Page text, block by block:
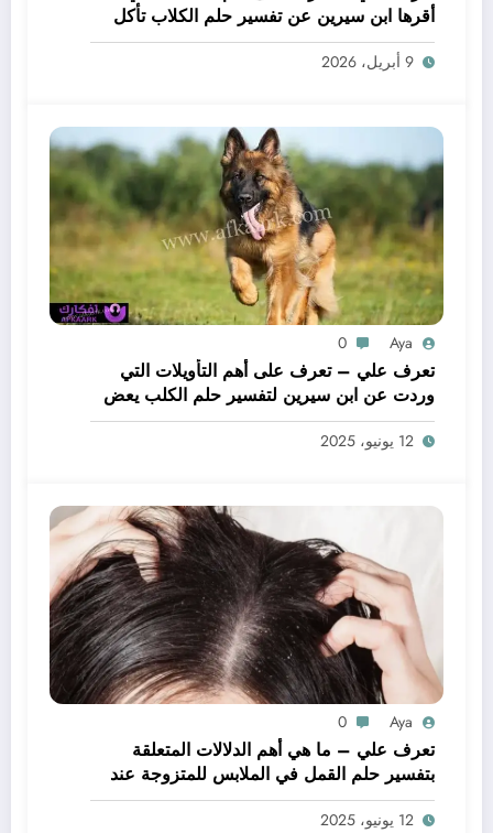
أقرها ابن سيرين عن تفسير حلم الكلاب تأكل
لحم – بالتفصيل
9 أبريل، 2026
Aya
0
تعرف علي – تعرف على أهم التأويلات التي
وردت عن ابن سيرين لتفسير حلم الكلب يعض
يدي – بالتفصيل
12 يونيو، 2025
Aya
0
تعرف علي – ما هي أهم الدلالات المتعلقة
بتفسير حلم القمل في الملابس للمتزوجة عند
ابن سيرين؟ – بالتفصيل
12 يونيو، 2025